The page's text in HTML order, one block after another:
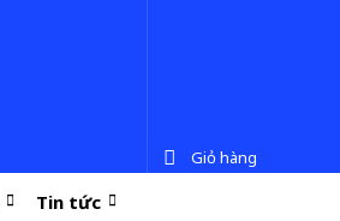
Giỏ hàng
Tin tức